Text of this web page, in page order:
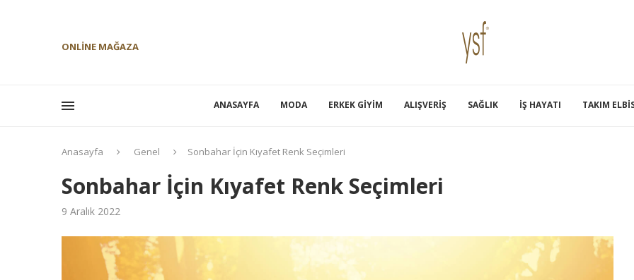
ONLINE MAĞAZA
ANASAYFA MODA ERKEK GIYIM ALIŞVERIŞ SAĞLIK İŞ HAYATI TAKIM
Anasayfa Genel Sonbahar İçin Kıyafet Renk Seçimleri
Sonbahar İçin Kıyafet Renk Seçimleri
9 Aralık 2022